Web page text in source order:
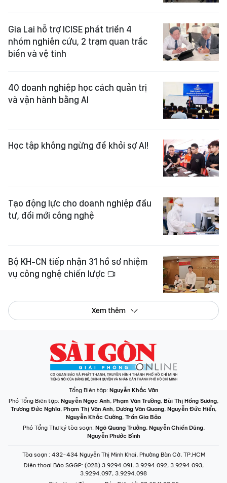
Gia Lai hỗ trợ ICISE phát triển 4
nhóm nghiên cứu, 2 trạm quan trắc
biển và vệ tinh
40 doanh nghiệp học cách quản trị
và vận hành bằng AI
Học tập không ngừng để khỏi sợ AI!
Tạo động lực cho doanh nghiệp đầu
tư, đổi mới công nghệ
Bộ KH-CN tiếp nhận 31 hồ sơ nhiệm
vụ công nghệ chiến lược
Xem thêm
Tổng Biên tập: Nguyễn Khắc Văn
Phó Tổng Biên tập: Nguyễn Ngọc Anh, Phạm Văn Trường, Bùi Thị Hồng Sương,
Trương Đức Nghĩa, Phạm Thị Vân Anh, Dương Văn Quang, Nguyễn Đức Hiển,
Nguyễn Khắc Cường, Trần Gia Bảo
Phó Tổng Thư ký tòa soạn: Ngô Quang Trưởng, Nguyễn Chiến Dũng,
Nguyễn Phước Bình
Tòa soạn : 432-434 Nguyễn Thị Minh Khai, Phường Bàn Cờ, TP.HCM
Điện thoại Báo SGGP: (028) 3.9294.091, 3.9294.092, 3.9294.093,
3.9294.097, 3.9294.098